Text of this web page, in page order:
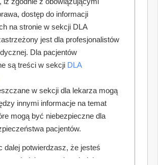
dostęp do informacji
na stronie w sekcji DLA
jest dla profesjonalistów
Dla pacjentów
są treści w sekcji DLA
w sekcji dla lekarza mogą
innymi informacje na temat
mogą być niebezpieczne dla
pacjentów.
dalej potwierdzasz, że jesteś
posiadającym odpowiednią